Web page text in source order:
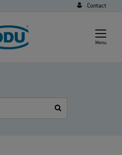
Contact
Menu